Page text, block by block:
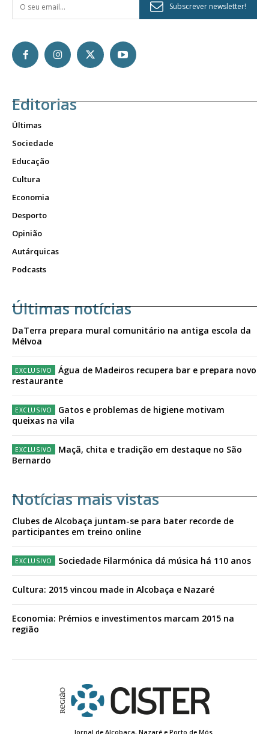
Subscrever newsletter!
Editorias
Últimas
Sociedade
Educação
Cultura
Economia
Desporto
Opinião
Autárquicas
Podcasts
Últimas notícias
DaTerra prepara mural comunitário na antiga escola da
Mélvoa
Água de Madeiros recupera bar e prepara novo
restaurante
Gatos e problemas de higiene motivam
queixas na vila
Maçã, chita e tradição em destaque no São
Bernardo
Notícias mais vistas
Clubes de Alcobaça juntam-se para bater recorde de
participantes em treino online
Sociedade Filarmónica dá música há 110 anos
Cultura: 2015 vincou made in Alcobaça e Nazaré
Economia: Prémios e investimentos marcam 2015 na
região
Jornal de Alcobaça, Nazaré e Porto de Mós